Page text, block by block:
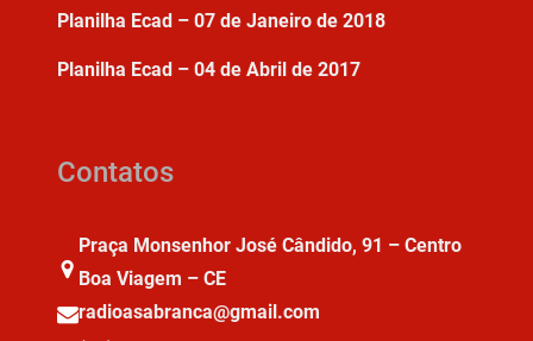
Planilha Ecad – 07 de Janeiro de 2018
Planilha Ecad – 04 de Abril de 2017
Contatos
Praça Monsenhor José Cândido, 91 – Centro
Boa Viagem – CE
radioasabranca@gmail.com